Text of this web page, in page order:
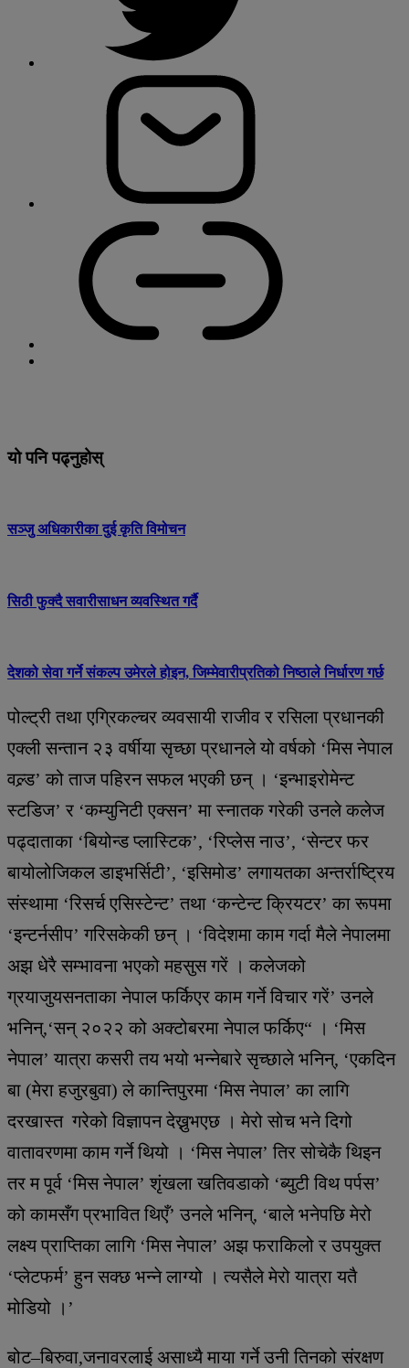
यो पनि पढ्नुहोस्
सञ्जु अधिकारीका दुई कृति विमोचन
सिठी फुक्दै सवारीसाधन व्यवस्थित गर्दै
देशको सेवा गर्ने संकल्प उमेरले होइन, जिम्मेवारीप्रतिको निष्ठाले निर्धारण गर्छ
पोल्ट्री तथा एग्रिकल्चर व्यवसायी राजीव र रसिला प्रधानकी
एक्ली सन्तान २३ वर्षीया सृच्छा प्रधानले यो वर्षको ‘मिस नेपाल
वल्र्ड’ को ताज पहिरन सफल भएकी छन् । ‘इन्भाइरोमेन्ट
स्टडिज’ र ‘कम्युनिटी एक्सन’ मा स्नातक गरेकी उनले कलेज
पढ्दाताका ‘बियोन्ड प्लास्टिक’, ‘रिप्लेस नाउ’, ‘सेन्टर फर
बायोलोजिकल डाइभर्सिटी’, ‘इसिमोड’ लगायतका अन्तर्राष्ट्रिय
संस्थामा ‘रिसर्च एसिस्टेन्ट’ तथा ‘कन्टेन्ट क्रियटर’ का रूपमा
‘इन्टर्नसीप’ गरिसकेकी छन् । ‘विदेशमा काम गर्दा मैले नेपालमा
अझ धेरै सम्भावना भएको महसुस गरें । कलेजको
ग्रयाजुयसनताका नेपाल फर्किएर काम गर्ने विचार गरें’ उनले
भनिन्,‘सन् २०२२ को अक्टोबरमा नेपाल फर्किए“ । ‘मिस
नेपाल’ यात्रा कसरी तय भयो भन्नेबारे सृच्छाले भनिन्, ‘एकदिन
बा (मेरा हजुरबुवा) ले कान्तिपुरमा ‘मिस नेपाल’ का लागि
दरखास्त गरेको विज्ञापन देख्नुभएछ । मेरो सोच भने दिगो
वातावरणमा काम गर्ने थियो । ‘मिस नेपाल’ तिर सोचेकै थिइन
तर म पूर्व ‘मिस नेपाल’ शृंखला खतिवडाको ‘ब्युटी विथ पर्पस’
को कामसँग प्रभावित थिएँ’ उनले भनिन्, ‘बाले भनेपछि मेरो
लक्ष्य प्राप्तिका लागि ‘मिस नेपाल’ अझ फराकिलो र उपयुक्त
‘प्लेटफर्म’ हुन सक्छ भन्ने लाग्यो । त्यसैले मेरो यात्रा यतै
मोडियो ।’
बोट–बिरुवा,जनावरलाई असाध्यै माया गर्ने उनी तिनको संरक्षण